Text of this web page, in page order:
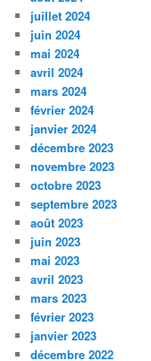
juillet 2024
juin 2024
mai 2024
avril 2024
mars 2024
février 2024
janvier 2024
décembre 2023
novembre 2023
octobre 2023
septembre 2023
août 2023
juin 2023
mai 2023
avril 2023
mars 2023
février 2023
janvier 2023
décembre 2022